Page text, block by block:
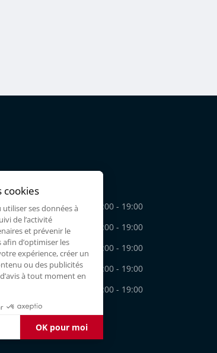
10:00 - 12:00
14:00 - 19:00
10:00 - 12:00
14:00 - 19:00
10:00 - 12:00
14:00 - 19:00
10:00 - 12:00
14:00 - 19:00
14:00 - 19:00